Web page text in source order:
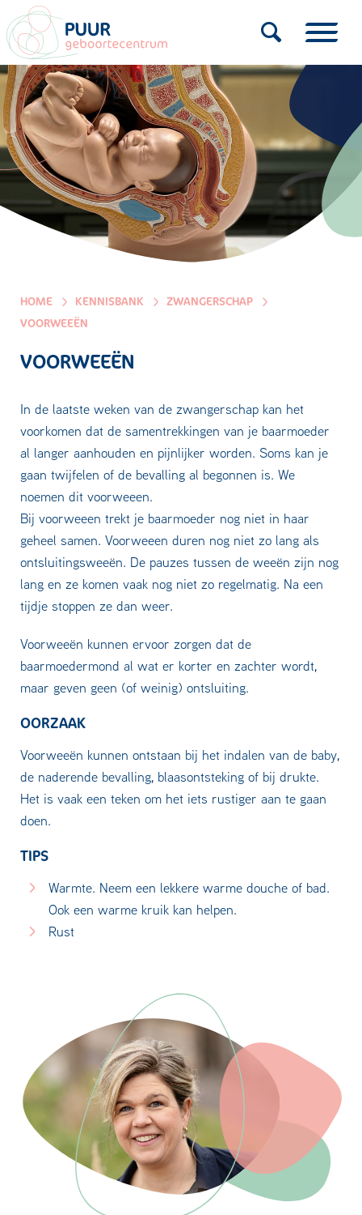
HOME KENNISBANK
ZWANGERSCHAP
VOORWEEËN
VOORWEEËN
In de laatste weken van de zwangerschap kan het
voorkomen dat de samentrekkingen van je baarmoeder
al langer aanhouden en pijnlijker worden. Soms kan je
gaan twijfelen of de bevalling al begonnen is. We
noemen dit voorweeen.
Bij voorweeen trekt je baarmoeder nog niet in haar
geheel samen. Voorweeen duren nog niet zo lang als
ontsluitingsweeën. De pauzes tussen de weeën zijn nog
lang en ze komen vaak nog niet zo regelmatig. Na een
tijdje stoppen ze dan weer.
Voorweeën kunnen ervoor zorgen dat de
baarmoedermond al wat er korter en zachter wordt,
maar geven geen (of weinig) ontsluiting.
OORZAAK
Voorweeën kunnen ontstaan bij het indalen van de baby,
de naderende bevalling, blaasontsteking of bij drukte.
Het is vaak een teken om het iets rustiger aan te gaan
doen.
TIPS
Warmte. Neem een lekkere warme douche of bad.
Ook een warme kruik kan helpen.
Rust